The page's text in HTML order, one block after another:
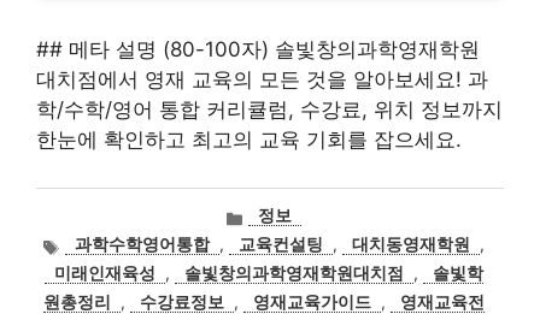
## 메타 설명 (80-100자) 솔빛창의과학영재학원
대치점에서 영재 교육의 모든 것을 알아보세요! 과
학/수학/영어 통합 커리큘럼, 수강료, 위치 정보까지
한눈에 확인하고 최고의 교육 기회를 잡으세요.
카
테
고
리
정보
태
그
과학수학영어통합 , 교육컨설팅 , 대치동영재학원
,
미래인재육성
, 솔빛창의과학영재학원대치점 ,
솔빛학
원총정리
, 수강료정보 , 영재교육가이드 ,
영재교육전